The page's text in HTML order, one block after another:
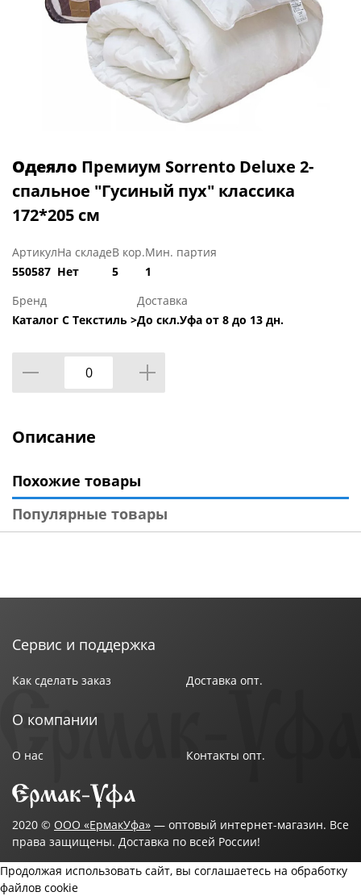
Одеяло Премиум Sorrento Deluxe 2-
спальное "Гусиный пух" классика
172*205 см
Артикул
550587
На складе
Нет
В кор.
5
Мин. партия
1
Бренд
Каталог С Текстиль >
Доставка
До скл.Уфа от 8 до 13 дн.
Описание
Похожие товары
Популярные товары
Сервис и поддержка
Как сделать заказ Доставка опт.
О компании
О нас Контакты опт.
2020 © ООО «ЕрмакУфа» — оптовый интернет-магазин. Все
права защищены. Доставка по всей России!
Продолжая использовать сайт, вы соглашаетесь на обработку
файлов cookie